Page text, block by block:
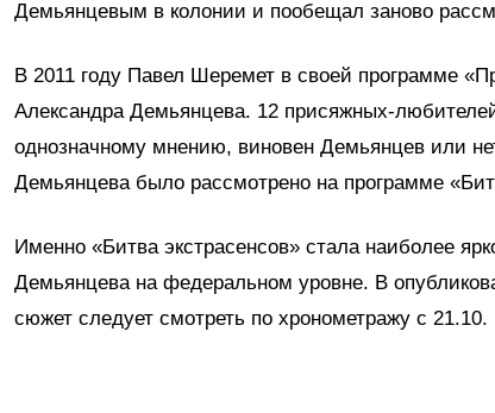
Демьянцевым в колонии и пообещал заново
В 2011 году Павел Шеремет в своей программе
Александра Демьянцева. 12 присяжных-
однозначному мнению, виновен Демьянцев или
Демьянцева было рассмотрено на программе
Именно «Битва экстрасенсов» стала наиболее
Демьянцева на федеральном уровне. В
сюжет следует смотреть по хронометражу с 21.10.